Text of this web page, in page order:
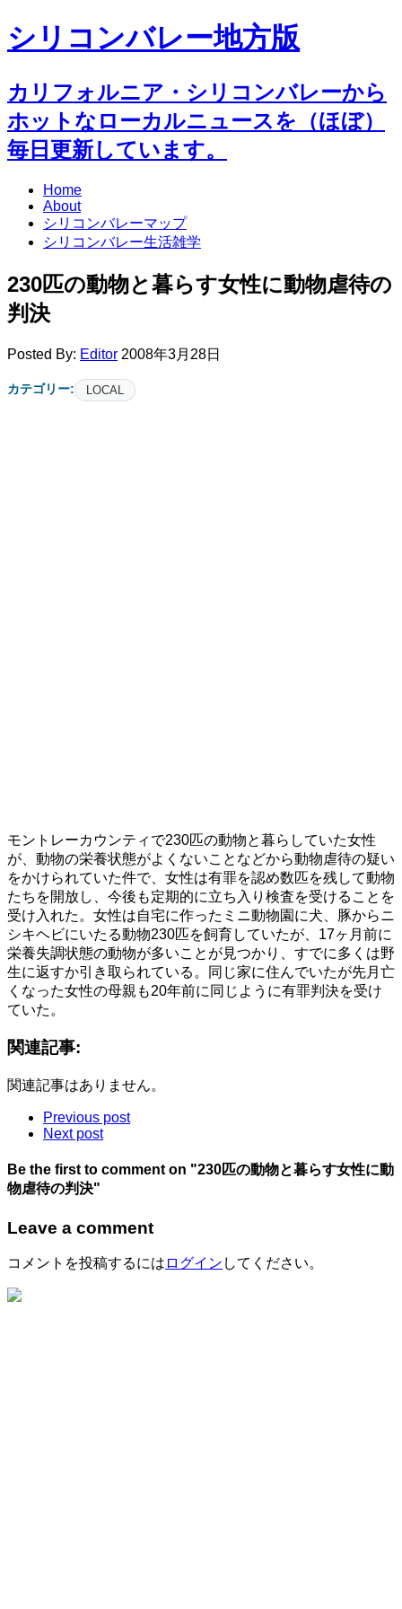
シリコンバレー地方版
カリフォルニア・シリコンバレーから
ホットなローカルニュースを（ほぼ）
毎日更新しています。
Home
About
シリコンバレーマップ
シリコンバレー生活雑学
230匹の動物と暮らす女性に動物虐待の
判決
Posted By: Editor 2008年3月28日
カテゴリー: LOCAL
モントレーカウンティで230匹の動物と暮らしていた女性
が、動物の栄養状態がよくないことなどから動物虐待の疑い
をかけられていた件で、女性は有罪を認め数匹を残して動物
たちを開放し、今後も定期的に立ち入り検査を受けることを
受け入れた。女性は自宅に作ったミニ動物園に犬、豚からニ
シキヘビにいたる動物230匹を飼育していたが、17ヶ月前に
栄養失調状態の動物が多いことが見つかり、すでに多くは野
生に返すか引き取られている。同じ家に住んでいたが先月亡
くなった女性の母親も20年前に同じように有罪判決を受け
ていた。
関連記事:
関連記事はありません。
Previous post
Next post
Be the first to comment on "230匹の動物と暮らす女性に動
物虐待の判決"
Leave a comment
コメントを投稿するには ログイン してください。